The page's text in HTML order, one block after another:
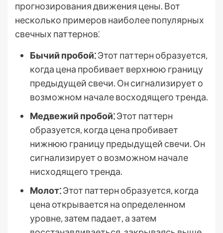
прогнозирования движения цены. Вот
несколько примеров наиболее популярных
свечных паттернов⁚
Бычий пробой⁚Этот паттерн образуется,
когда цена пробивает верхнюю границу
предыдущей свечи. Он сигнализирует о
возможном начале восходящего тренда.
Медвежий пробой⁚Этот паттерн
образуется, когда цена пробивает
нижнюю границу предыдущей свечи. Он
сигнализирует о возможном начале
нисходящего тренда.
Молот⁚Этот паттерн образуется, когда
цена открывается на определенном
уровне, затем падает, а затем